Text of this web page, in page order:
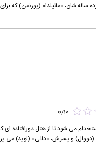
ساله شان، «ماتیلدا» (پورتمن) که
0/10
می شود تا از هتل دورافتاده ای
و پسرش، «دانی» (لوید) می